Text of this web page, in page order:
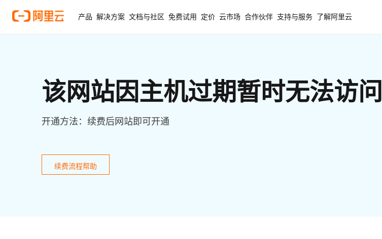
产品 解决方案 文档与社区 免费试用 定价 云市场 合作伙伴 支持与服务 了解阿里云
该网站因主机过期暂时无法访问
开通方法：续费后网站即可开通
续费流程帮助